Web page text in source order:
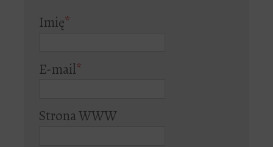
Imię*
E-mail*
Strona WWW